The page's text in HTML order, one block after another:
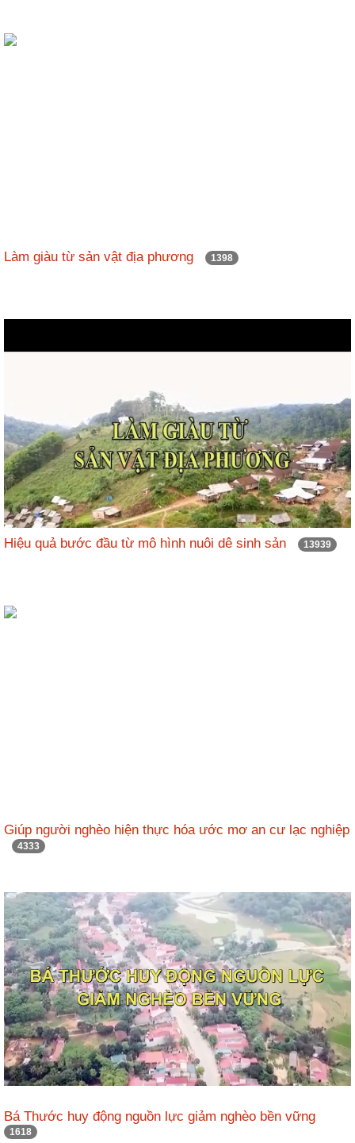
Làm giàu từ sản vật địa phương 1398
Hiệu quả bước đầu từ mô hình nuôi dê sinh sản 13939
Giúp người nghèo hiện thực hóa ước mơ an cư lạc nghiệp
4333
Bá Thước huy động nguồn lực giảm nghèo bền vững
1618